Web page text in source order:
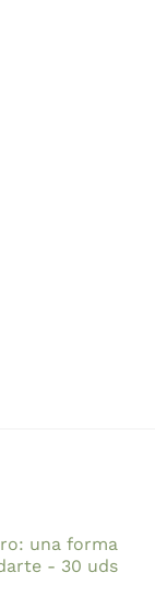
una forma
- 30 uds